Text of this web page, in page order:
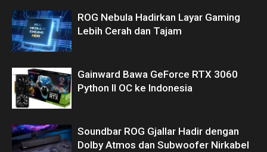
ROG Nebula Hadirkan Layar Gaming
Lebih Cerah dan Tajam
Gainward Bawa GeForce RTX 3060
Python II OC ke Indonesia
Soundbar ROG Gjallar Hadir dengan
Dolby Atmos dan Subwoofer Nirkabel